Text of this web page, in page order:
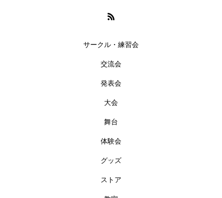
サークル・練習会
交流会
発表会
大会
舞台
体験会
グッズ
ストア